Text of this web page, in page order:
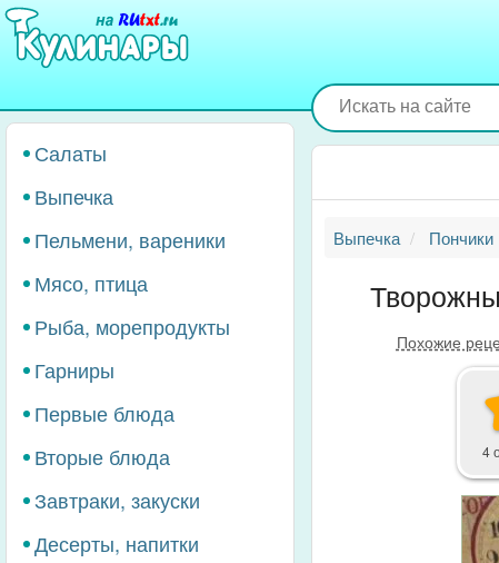
Перейти
основному
Салаты
Выпечка
Пельмени, вареники
Мясо, птица
Рыба, морепродукты
Гарниры
Первые блюда
Вторые блюда
Завтраки, закуски
Десерты, напитки
Выпечка Пончики
Похожие
4